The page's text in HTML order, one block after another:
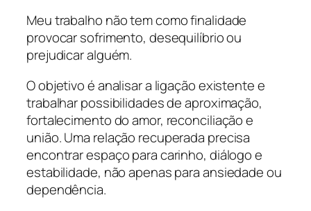
Meu trabalho não tem como finalidade
provocar sofrimento, desequilíbrio ou
prejudicar alguém.
O objetivo é analisar a ligação existente e
trabalhar possibilidades de aproximação,
fortalecimento do amor, reconciliação e
união. Uma relação recuperada precisa
encontrar espaço para carinho, diálogo e
estabilidade, não apenas para ansiedade ou
dependência.